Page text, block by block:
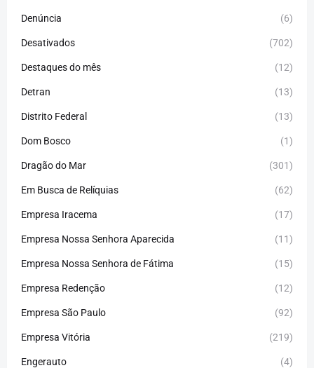
Denúncia (6)
Desativados (702)
Destaques do mês (12)
Detran (13)
Distrito Federal (13)
Dom Bosco (1)
Dragão do Mar (301)
Em Busca de Relíquias (62)
Empresa Iracema (17)
Empresa Nossa Senhora Aparecida (11)
Empresa Nossa Senhora de Fátima (15)
Empresa Redenção (12)
Empresa São Paulo (92)
Empresa Vitória (219)
Engerauto (4)